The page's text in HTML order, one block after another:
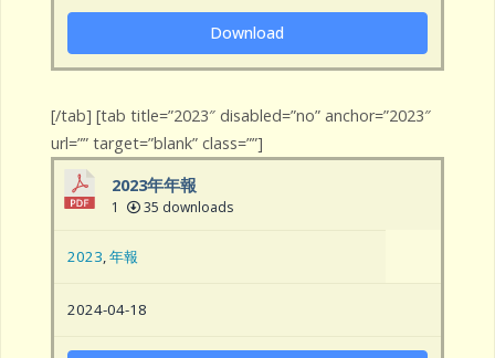
Download
[/tab] [tab title=”2023″ disabled=”no” anchor=”2023″
url=”” target=”blank” class=””]
2023年年報
1 35 downloads
2023,年報
2024-04-18